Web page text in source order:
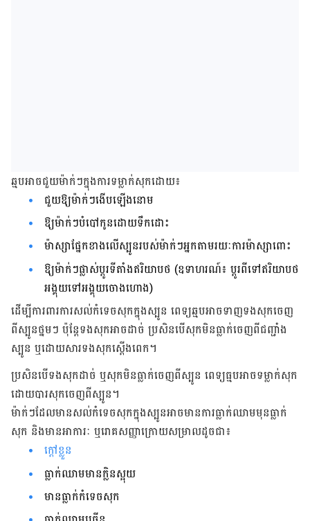
ឆ្មបអាចជួយម៉ាក់ៗក្នុងការទម្លាក់សុកដោយ៖
ជួយឱ្យម៉ាក់ៗងើបឡើងនោម
ឱ្យម៉ាក់ៗបំបៅកូនដោយទឹកដោះ
ម៉ាស្សាផ្នែកខាងលើស្បូនរបស់ម៉ាក់ៗអ្នកតាមរយៈការម៉ាស្សាពោះ
ឱ្យ​ម៉ាក់ៗផ្លាស់ប្តូរទីតាំងឥរិយាបថ (ឧទាហរណ៍៖ ប្តូរពីទៅឥរិយាបថ​
អង្គុយ​​ទៅអង្គុយ​ចោងហោង)
ដើម្បីការពារការសល់កំទេចសុកក្នុងស្បូន ពេទ្យឆ្មបអាចទាញទង​សុកចេញ​
ពីស្បូន​​ថ្នមៗ ប៉ុន្តែទងសុកអាចដាច់ ប្រសិនបើសុកមិនធ្លាក់ចេញពីជញ្ជាំង
ស្បូន ឬ​ដោយសារ​​ទងសុកស្តើងពេក។
ប្រសិនបើទងសុកដាច់ ឬសុកមិនធ្លាក់ចេញពីស្បូន ពេទ្យធ្មបអាច​ទម្លាក់​សុក​​
ដោយ​បារ​សុក​ចេញ​ពីស្បូន។
ម៉ាក់ៗដែលមានសល់កំទេចសុកក្នុងស្បូនអាចមានការធ្លាក់ឈាមមុនធ្លាក់​
សុក និង​មាន​​អាការៈ ឬរោគសញ្ញាក្រោយសម្រាលដូចជា៖
ក្តៅខ្លួន
ធ្លាក់ឈាមមានក្លិនស្អុយ
មានធ្លាក់កំទេចសុក